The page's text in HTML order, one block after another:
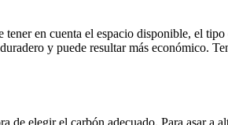
en cuenta el espacio disponible, el
y puede resultar más económico.